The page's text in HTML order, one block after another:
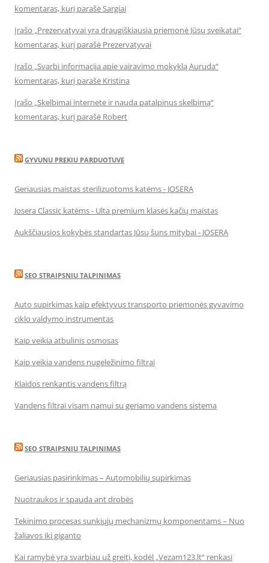
komentaras, kurį parašė Sargiai
Įrašo „Prezervatyvai yra draugiškiausia priemonė Jūsų sveikatai“
komentaras, kurį parašė Prezervatyvai
Įrašo „Svarbi informacija apie vairavimo mokyklą Auruda“
komentaras, kurį parašė Kristina
Įrašo „Skelbimai internete ir nauda patalpinus skelbimą“
komentaras, kurį parašė Robert
GYVUNU PREKIU PARDUOTUVE
Geriausias maistas sterilizuotoms katėms - JOSERA
Josera Classic katėms - Ulta premium klasės kačių maistas
Aukščiausios kokybės standartas Jūsų šuns mitybai - JOSERA
SEO STRAIPSNIU TALPINIMAS
Auto supirkimas kaip efektyvus transporto priemonės gyvavimo
ciklo valdymo instrumentas
Kaip veikia atbulinis osmosas
Kaip veikia vandens nugeležinimo filtrai
Klaidos renkantis vandens filtrą
Vandens filtrai visam namui su geriamo vandens sistema
SEO STRAIPSNIU TALPINIMAS
Geriausias pasirinkimas – Automobilių supirkimas
Nuotraukos ir spauda ant drobės
Tekinimo procesas sunkiųjų mechanizmų komponentams – Nuo
žaliavos iki giganto
Kai ramybė yra svarbiau už greitį, kodėl „Vezam123.lt“ renkasi